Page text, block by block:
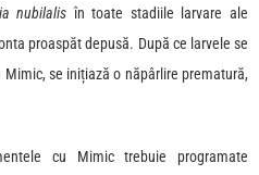
nubilalis în toate stadiile larvare ale
proaspăt depusă. După ce larvele se
se inițiază o năpârlire prematură,
cu Mimic trebuie programate